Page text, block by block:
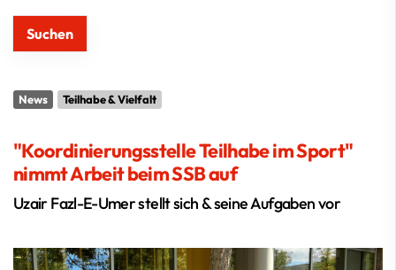
News Teilhabe & Vielfalt
"Koordinierungsstelle Teilhabe im Sport"
nimmt Arbeit beim SSB auf
Uzair Fazl-E-Umer stellt sich & seine Aufgaben vor